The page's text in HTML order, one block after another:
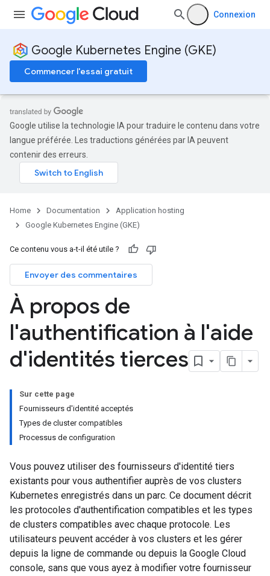
Connexion
Google Kubernetes Engine (GKE)
Commencer l'essai gratuit
Google utilise la technologie IA pour traduire le contenu dans votre
langue préférée. Les traductions générées par IA peuvent
contenir des erreurs.
Home Documentation
Application hosting
Google Kubernetes Engine (GKE)
Ce contenu vous a-t-il été utile ?
Envoyer des commentaires
À propos de
l'authentification à l'aide
d'identités tierces
Sur cette page
Fournisseurs d'identité acceptés
Types de cluster compatibles
Processus de configuration
Vous pouvez utiliser des fournisseurs d'identité tiers
existants pour vous authentifier auprès de vos clusters
Kubernetes enregistrés dans un parc. Ce document décrit
les protocoles d'authentification compatibles et les types
de clusters compatibles avec chaque protocole. Les
utilisateurs peuvent accéder à vos clusters et les gérer
depuis la ligne de commande ou depuis la Google Cloud
console, sans que vous ayez à modifier votre fournisseur